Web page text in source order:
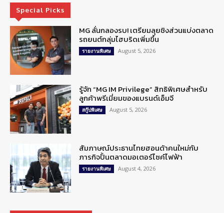
Special Picks
MG ลั่นกลองรบ! เตรียมลุยชิงส่วนแบ่งตลาด
รถยนต์กลุ่มไฮบริดเพิ่มขึ้น
รายงานพิเศษ August 5, 2026
รู้จัก “MG IM Privilege” สิทธิพิเศษสำหรับ
ลูกค้าพรีเมี่ยมของแบรนด์เอ็มจี
สกู๊ปพิเศษ August 5, 2026
สัมภาษณ์ประธานไทยฮอนด้าคนใหม่กับ
ภารกิจปั้นตลาดมอเตอร์ไซค์ไฟฟ้า
รายงานพิเศษ August 4, 2026